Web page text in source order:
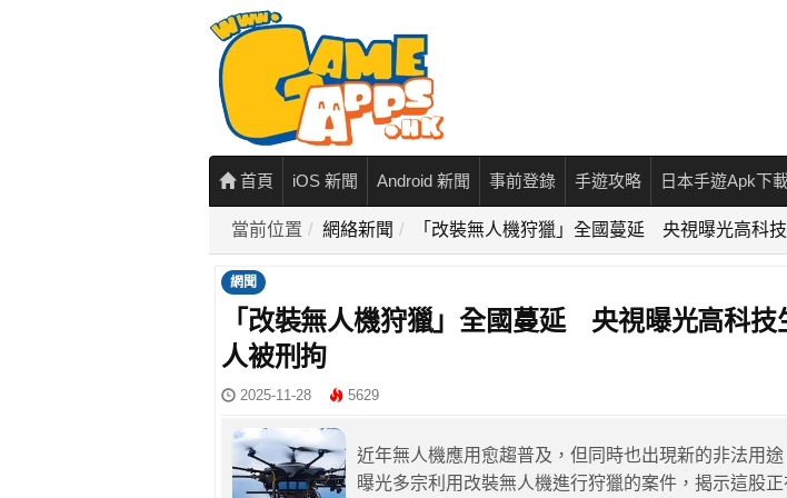
首頁 iOS 新聞 Android 新聞 事前登錄 手遊攻略 日本手遊Apk下
當前位置 網絡新聞 「改裝無人機狩獵」全國蔓延 央視曝光高科
網聞
「改裝無人機狩獵」全國蔓延 央視曝光高科技
人被刑拘
2025-11-28 5629
近年無人機應用愈趨普及，但同時也出現新的非法用途
曝光多宗利用改裝無人機進行狩獵的案件，揭示這股